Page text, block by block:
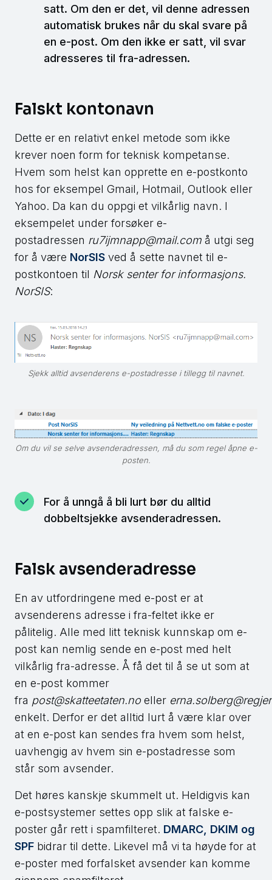
satt. Om den er det, vil denne adressen
automatisk brukes når du skal svare på
en e-post. Om den ikke er satt, vil svar
adresseres til fra-adressen.
Falskt kontonavn
Dette er en relativt enkel metode som ikke
krever noen form for teknisk kompetanse.
Hvem som helst kan opprette en e-postkonto
hos for eksempel Gmail, Hotmail, Outlook eller
Yahoo. Da kan du oppgi et vilkårlig navn. I
eksempelet under forsøker e-
postadressen ru7ijmnapp@mail.com å utgi seg
for å være NorSIS ved å sette navnet til e-
postkontoen til Norsk senter for informasjons.
NorSIS:
Sjekk alltid avsenderens e-postadresse i tillegg til navnet.
Om du vil se selve avsenderadressen, må du som regel åpne e-
posten.
For å unngå å bli lurt bør du alltid
dobbeltsjekke avsenderadressen.
Falsk avsenderadresse
En av utfordringene med e-post er at
avsenderens adresse i fra-feltet ikke er
pålitelig. Alle med litt teknisk kunnskap om e-
post kan nemlig sende en e-post med helt
vilkårlig fra-adresse. Å få det til å se ut som at
en e-post kommer
fra post@skatteetaten.no eller
enkelt. Derfor er det alltid lurt å være klar over
at en e-post kan sendes fra hvem som helst,
uavhengig av hvem sin e-postadresse som
står som avsender.
Det høres kanskje skummelt ut. Heldigvis kan
e-postsystemer settes opp slik at falske e-
poster går rett i spamfilteret. DMARC, DKIM og
SPF bidrar til dette. Likevel må vi ta høyde for at
e-poster med forfalsket avsender kan komme